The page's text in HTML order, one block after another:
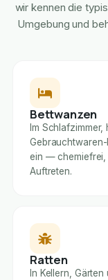
wir kennen die
Umgebung und
Bettwanzen
Im
ein — chemiefrei,
Auftreten.
Ratten
In Kellern,